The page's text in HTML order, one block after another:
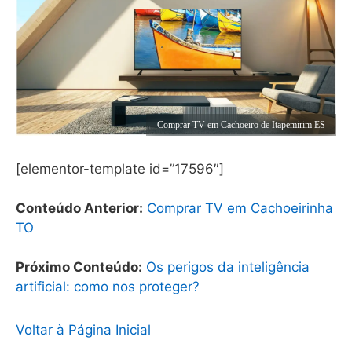
Comprar TV em Cachoeiro de Itapemirim ES
[elementor-template id=”17596″]
Conteúdo Anterior: Comprar TV em Cachoeirinha
TO
Próximo Conteúdo: Os perigos da inteligência
artificial: como nos proteger?
Voltar à Página Inicial